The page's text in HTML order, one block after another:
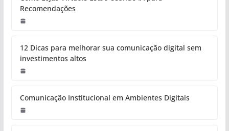
Recomendações
12 Dicas para melhorar sua comunicação digital sem
investimentos altos
Comunicação Institucional em Ambientes Digitais